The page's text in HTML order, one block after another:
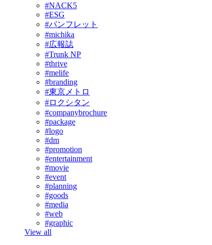
#NACK5
#ESG
#パンフレット
#michika
#広報誌
#Trunk NP
#thrive
#melife
#branding
#東京メトロ
#ロクシタン
#companybrochure
#package
#logo
#dm
#promotion
#entertainment
#movie
#event
#planning
#goods
#media
#web
#graphic
View all